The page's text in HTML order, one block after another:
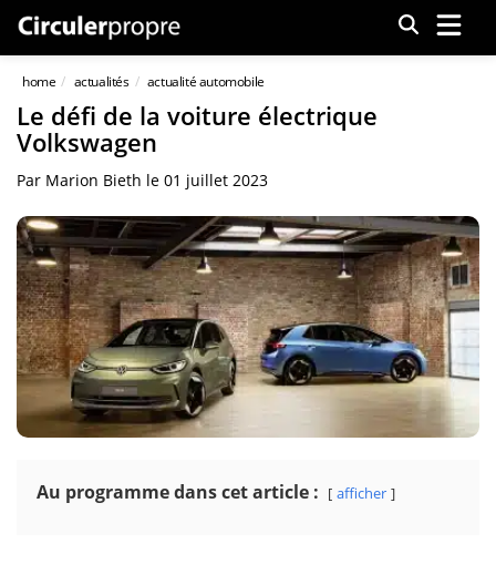
Menu
home actualités actualité automobile
Le défi de la voiture électrique
Volkswagen
Par Marion Bieth le 01 juillet 2023
Au programme dans cet article : afficher